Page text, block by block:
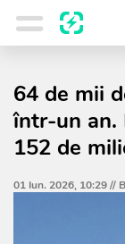
64 de mii
într-un an.
152 de
01 Iun. 2026, 10:29 //